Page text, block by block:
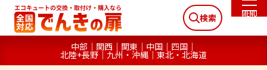
検索
中部 関西 関東 中国 四国
北陸+長野 九州・沖縄 東北・北海道